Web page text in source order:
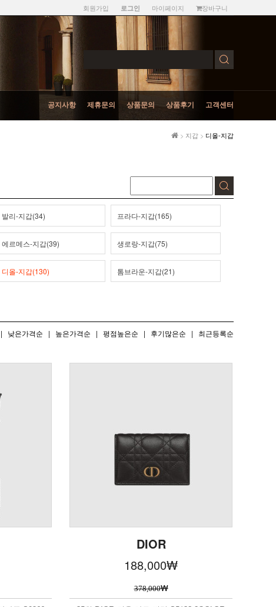
회원가입 로그인 마이페이지 장바구니
공지사항 제휴문의 상품문의 상품후기 고객센터
> 지갑 > 디올-지갑
발리-지갑(34) 프라다-지갑(165)
에르메스-지갑(39) 생로랑-지갑(75)
디올-지갑(130) 톰브라운-지갑(21)
| 낮은가격순 | 높은가격순 | 평점높은순 | 후기많은순 | 최근등록순
DIOR
188,000₩
378,000₩